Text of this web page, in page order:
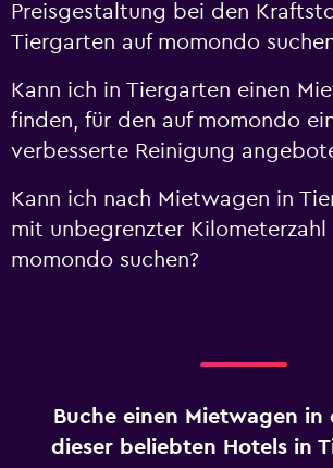
Preisgestaltung bei den
Tiergarten auf momondo
Kann ich in Tiergarten einen
finden, für den auf momondo
verbesserte Reinigung
Kann ich nach Mietwagen in
mit unbegrenzter Kilometerzahl
momondo suchen?
Buche einen Mietwagen in
dieser beliebten Hotels in